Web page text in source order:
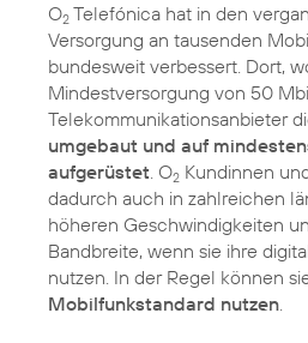
O2 Telefónica hat in den
Versorgung an tausenden
bundesweit verbessert. Dort,
Mindestversorgung von 50
Telekommunikationsanbieter
umgebaut und auf
aufgerüstet. O2 Kundinnen
dadurch auch in zahlreichen
höheren Geschwindigkeiten
Bandbreite, wenn sie ihre
nutzen. In der Regel können
Mobilfunkstandard nutzen.